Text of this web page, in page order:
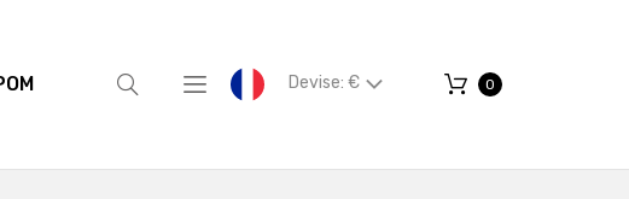
Devise: € 0